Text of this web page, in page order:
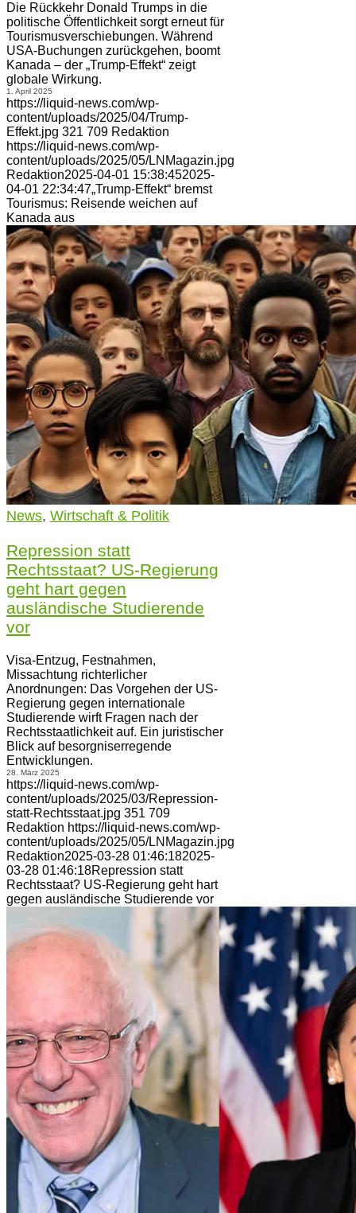
Die Rückkehr Donald Trumps in die
politische Öffentlichkeit sorgt erneut für
Tourismusverschiebungen. Während
USA-Buchungen zurückgehen, boomt
Kanada – der „Trump-Effekt“ zeigt
globale Wirkung.
1. April 2025
https://liquid-news.com/wp-
content/uploads/2025/04/Trump-
Effekt.jpg 321 709 Redaktion
https://liquid-news.com/wp-
content/uploads/2025/05/LNMagazin.jpg
Redaktion2025-04-01 15:38:452025-
04-01 22:34:47„Trump-Effekt“ bremst
Tourismus: Reisende weichen auf
Kanada aus
News, Wirtschaft & Politik
Repression statt
Rechtsstaat? US-Regierung
geht hart gegen
ausländische Studierende
vor
Visa-Entzug, Festnahmen,
Missachtung richterlicher
Anordnungen: Das Vorgehen der US-
Regierung gegen internationale
Studierende wirft Fragen nach der
Rechtsstaatlichkeit auf. Ein juristischer
Blick auf besorgniserregende
Entwicklungen.
28. März 2025
https://liquid-news.com/wp-
content/uploads/2025/03/Repression-
statt-Rechtsstaat.jpg 351 709
Redaktion https://liquid-news.com/wp-
content/uploads/2025/05/LNMagazin.jpg
Redaktion2025-03-28 01:46:182025-
03-28 01:46:18Repression statt
Rechtsstaat? US-Regierung geht hart
gegen ausländische Studierende vor